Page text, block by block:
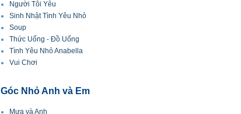
Người Tôi Yêu
Sinh Nhật Tình Yêu Nhỏ
Soup
Thức Uống - Đồ Uống
Tình Yêu Nhỏ Anabella
Vui Chơi
Góc Nhỏ Anh và Em
Mưa và Anh